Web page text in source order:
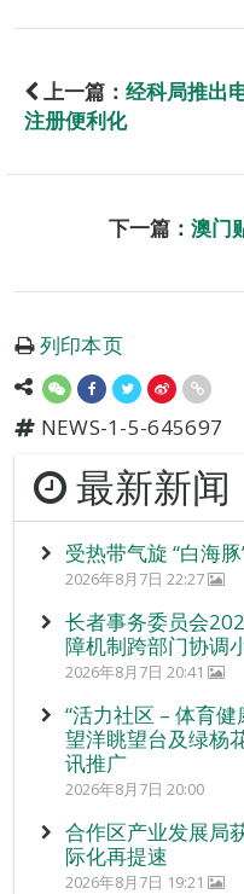
上一篇： 经科局推出
注册便利化
下一篇： 澳门
列印本页
NEWS-1-5-645697
最新新闻
受热带气旋 “白海
2026年8月7日 22:27
长者事务委员会
障机制跨部门协调
2026年8月7日 20:41
“活力社区 – 体育
望洋眺望台及绿杨
讯推广
2026年8月7日 20:00
合作区产业发展局
际化再提速
2026年8月7日 19:21